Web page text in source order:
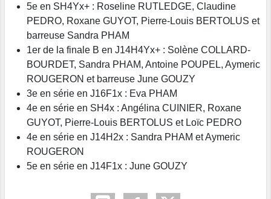
5e en SH4Yx+ : Roseline RUTLEDGE, Claudine
PEDRO, Roxane GUYOT, Pierre-Louis BERTOLUS et
barreuse Sandra PHAM
1er de la finale B en J14H4Yx+ : Solène COLLARD-
BOURDET, Sandra PHAM, Antoine POUPEL, Aymeric
ROUGERON et barreuse June GOUZY
3e en série en J16F1x : Eva PHAM
4e en série en SH4x : Angélina CUINIER, Roxane
GUYOT, Pierre-Louis BERTOLUS et Loïc PEDRO
4e en série en J14H2x : Sandra PHAM et Aymeric
ROUGERON
5e en série en J14F1x : June GOUZY